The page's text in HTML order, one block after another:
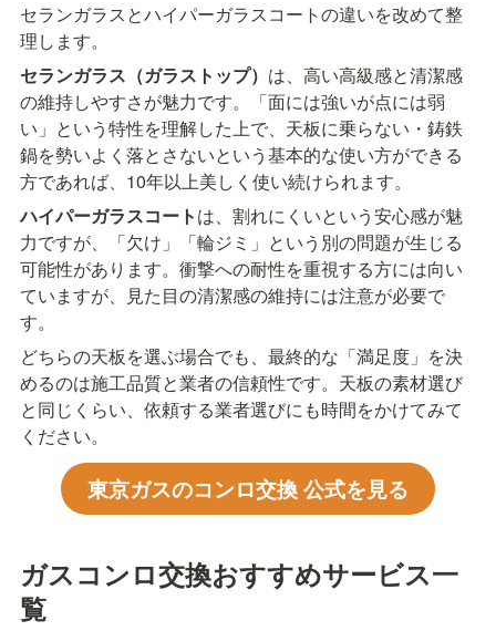
セランガラスとハイパーガラスコートの違いを改めて整
理します。
セランガラス（ガラストップ） は、高い高級感と清潔感
の維持しやすさが魅力です。「面には強いが点には弱
い」という特性を理解した上で、天板に乗らない・鋳鉄
鍋を勢いよく落とさないという基本的な使い方ができる
方であれば、10年以上美しく使い続けられます。
ハイパーガラスコートは、割れにくいという安心感が魅
力ですが、「欠け」「輪ジミ」という別の問題が生じる
可能性があります。衝撃への耐性を重視する方には向い
ていますが、見た目の清潔感の維持には注意が必要で
す。
どちらの天板を選ぶ場合でも、最終的な「満足度」を決
めるのは施工品質と業者の信頼性です。天板の素材選び
と同じくらい、依頼する業者選びにも時間をかけてみて
ください。
東京ガスのコンロ交換 公式を見る
ガスコンロ交換おすすめサービス一
覧